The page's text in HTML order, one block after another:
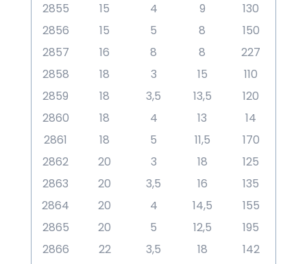
2855
15 4 9
130
2856
15 5 8
150
2857
16 8 8
227
2858
18 3 15
110
2859
18 3,5 13,5
120
2860
18 4 13
14
2861
18 5 11,5
170
2862
20 3 18
125
2863
20 3,5 16
135
2864
20 4 14,5
155
2865
20 5 12,5
195
2866
22 3,5 18
142